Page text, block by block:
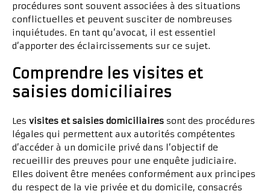
procédures sont souvent associées à des situations
conflictuelles et peuvent susciter de nombreuses
inquiétudes. En tant qu’avocat, il est essentiel
d’apporter des éclaircissements sur ce sujet.
Comprendre les visites et
saisies domiciliaires
Les visites et saisies domiciliaires sont des procédures
légales qui permettent aux autorités compétentes
d’accéder à un domicile privé dans l’objectif de
recueillir des preuves pour une enquête judiciaire.
Elles doivent être menées conformément aux principes
du respect de la vie privée et du domicile, consacrés